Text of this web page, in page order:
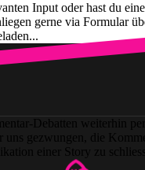
Input oder hast du
gerne via Formular
Debatten weiterhin
uns gezwungen, die
einer Story zu